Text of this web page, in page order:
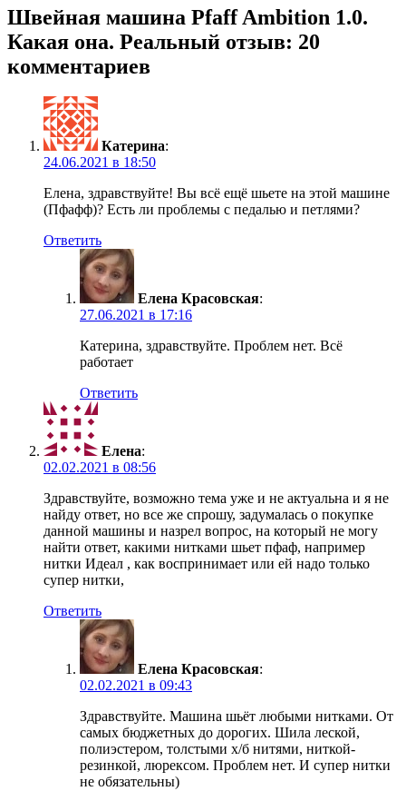
Швейная машина Pfaff Ambition 1.0.
Какая она. Реальный отзыв: 20
комментариев
Катерина:
24.06.2021 в 18:50
Елена, здравствуйте! Вы всё ещё шьете на этой машине
(Пфафф)? Есть ли проблемы с педалью и петлями?
Ответить
Елена Красовская:
27.06.2021 в 17:16
Катерина, здравствуйте. Проблем нет. Всё
работает
Ответить
Елена:
02.02.2021 в 08:56
Здравствуйте, возможно тема уже и не актуальна и я не
найду ответ, но все же спрошу, задумалась о покупке
данной машины и назрел вопрос, на который не могу
найти ответ, какими нитками шьет пфаф, например
нитки Идеал , как воспринимает или ей надо только
супер нитки,
Ответить
Елена Красовская:
02.02.2021 в 09:43
Здравствуйте. Машина шьёт любыми нитками. От
самых бюджетных до дорогих. Шила леской,
полиэстером, толстыми х/б нитями, ниткой-
резинкой, люрексом. Проблем нет. И супер нитки
не обязательны)